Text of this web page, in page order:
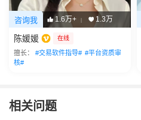
咨询我 1.6万+ | 1.3万
陈媛媛 在线
擅长： #交易软件指导# #平台资质审
核#
相关问题